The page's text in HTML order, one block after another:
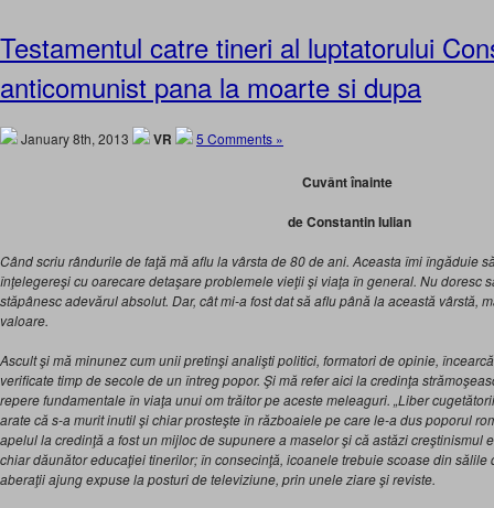
Testamentul catre tineri al luptatorului
anticomunist pana la moarte si dupa
January 8th, 2013 VR 5 Comments »
Cuvânt înainte
de Constantin Iulian
Când scriu rândurile de faţă mă aflu la vârsta de 80 de ani. Aceasta îmi îngăduie
înţelegereşi cu oarecare detaşare problemele vieţii şi viaţa în general. Nu doresc
stăpânesc adevărul absolut. Dar, cât mi-a fost dat să aflu până la această vârstă,
valoare.
Ascult şi mă minunez cum unii pretinşi analişti politici, formatori de opinie,
verificate timp de secole de un întreg popor. Şi mă refer aici la credinţa
repere fundamentale în viaţa unui om trăitor pe aceste meleaguri. „Liber
arate că s-a murit inutil şi chiar prosteşte în războaiele pe care le-a dus poporul
apelul la credinţă a fost un mijloc de supunere a maselor şi că astăzi creştinismul
chiar dăunător educaţiei tinerilor; în consecinţă, icoanele trebuie scoase din sălile
aberaţii ajung expuse la posturi de televiziune, prin unele ziare şi reviste.